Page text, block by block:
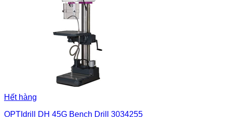
Hết hàng
OPTIdrill DH 45G Bench Drill 3034255